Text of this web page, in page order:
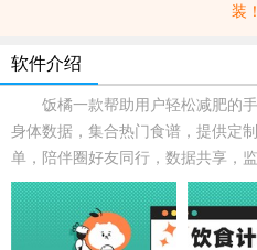
装！
软件介绍
饭橘一款帮助用户轻松减肥的手
身体数据，集合热门食谱，提供定
单，陪伴圈好友同行，数据共享，